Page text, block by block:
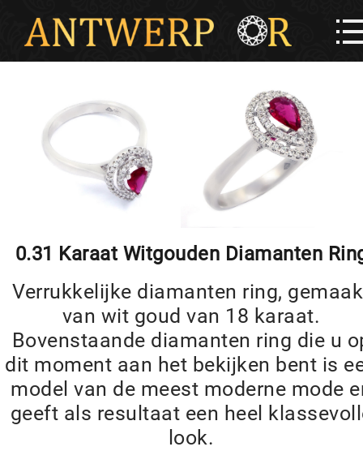
0.31 Karaat Witgouden Diamanten
Verrukkelijke diamanten ring,
van wit goud van 18 karaat.
Bovenstaande diamanten ring die u
dit moment aan het bekijken bent is
model van de meest moderne mode
geeft als resultaat een heel
look.